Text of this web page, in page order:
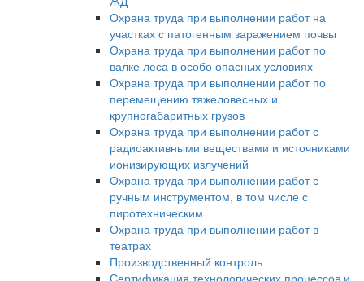
Охрана труда при выполнении работ на
участках с патогенным заражением почвы
Охрана труда при выполнении работ по
валке леса в особо опасных условиях
Охрана труда при выполнении работ по
перемещению тяжеловесных и
крупногабаритных грузов
Охрана труда при выполнении работ с
радиоактивными веществами и источниками
ионизирующих излучений
Охрана труда при выполнении работ с
ручным инструментом, в том числе с
пиротехническим
Охрана труда при выполнении работ в
театрах
Производственный контроль
Сертификация технологических процессов и